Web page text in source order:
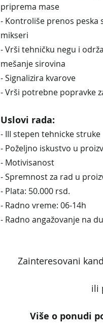
priprema mase
- Kontroliše prenos
mikseri
- Vrši tehničku negu i
mešanje sirovina
- Signalizira kvarove
- Vrši potrebne popravke
Uslovi rada:
- III stepen tehnicke struke
- Poželjno iskustvo u
- Motivisanost
- Spremnost za rad u
- Plata: 50.000 rsd.
- Radno vreme: 06-14h
- Radno angažovanje na
Zainteresovani
ili
Više o ponudi